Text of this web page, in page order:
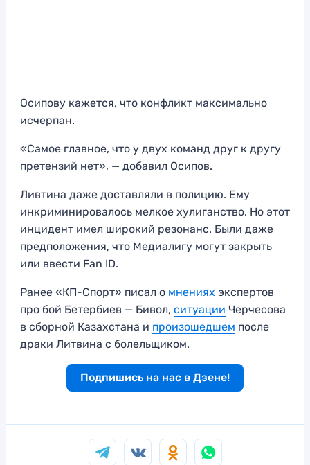
Осипову кажется, что конфликт максимально
исчерпан.
«Самое главное, что у двух команд друг к другу
претензий нет», — добавил Осипов.
Ливтина даже доставляли в полицию. Ему
инкриминировалось мелкое хулиганство. Но этот
инцидент имел широкий резонанс. Были даже
предположения, что Медиалигу могут закрыть
или ввести Fan ID.
Ранее «КП-Спорт» писал о мнениях экспертов
про бой Бетербиев — Бивол, ситуации Черчесова
в сборной Казахстана и произошедшем после
драки Литвина с болельщиком.
Подпишись на нас в Дзене!